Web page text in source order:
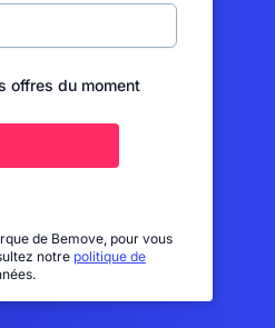
offres du moment
de Bemove, pour vous
notre politique de